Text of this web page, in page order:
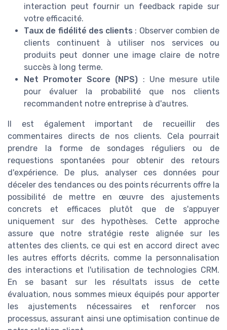
interaction peut fournir un feedback rapide sur
votre efficacité.
Taux de fidélité des clients : Observer combien de
clients continuent à utiliser nos services ou
produits peut donner une image claire de notre
succès à long terme.
Net Promoter Score (NPS) : Une mesure utile
pour évaluer la probabilité que nos clients
recommandent notre entreprise à d'autres.
Il est également important de recueillir des
commentaires directs de nos clients. Cela pourrait
prendre la forme de sondages réguliers ou de
requestions spontanées pour obtenir des retours
d'expérience. De plus, analyser ces données pour
déceler des tendances ou des points récurrents offre la
possibilité de mettre en œuvre des ajustements
concrets et efficaces plutôt que de s'appuyer
uniquement sur des hypothèses. Cette approche
assure que notre stratégie reste alignée sur les
attentes des clients, ce qui est en accord direct avec
les autres efforts décrits, comme la personnalisation
des interactions et l'utilisation de technologies CRM.
En se basant sur les résultats issus de cette
évaluation, nous sommes mieux équipés pour apporter
les ajustements nécessaires et renforcer nos
processus, assurant ainsi une optimisation continue de